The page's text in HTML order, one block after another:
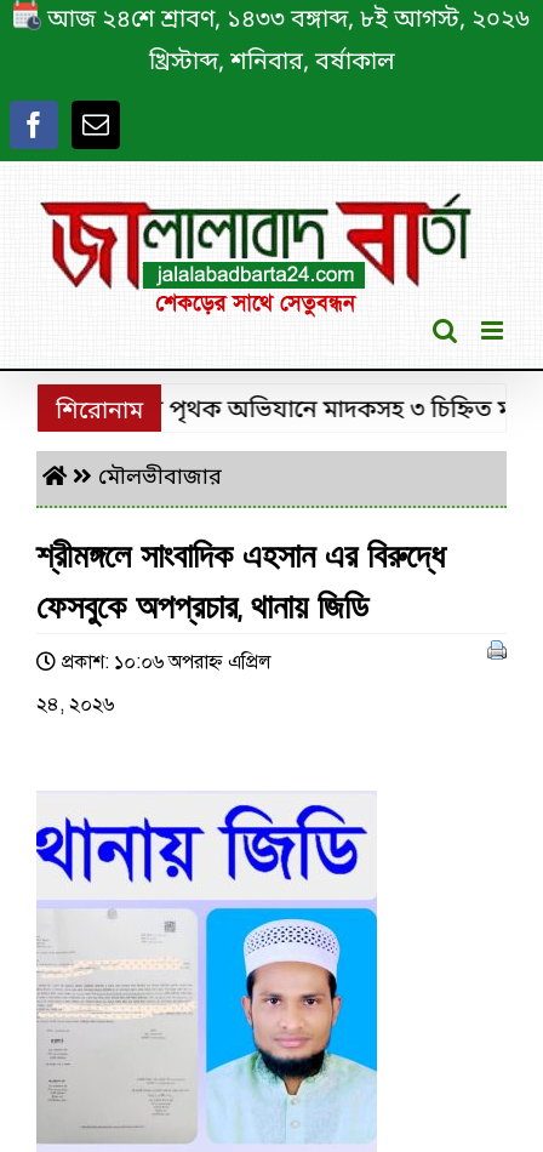
Skip
content
আজ ২৪শে শ্রাবণ, ১৪৩৩ বঙ্গাব্দ, ৮ই আগস্ট, ২০২৬
খ্রিস্টাব্দ, শনিবার, বর্ষাকাল
শিরোনাম
ডিবির পৃথক অভিযানে মাদকসহ ৩ চিহ্নিত মাদক
মৌলভীবাজার
শ্রীমঙ্গলে সাংবাদিক এহসান এর বিরুদ্ধে
ফেসবুকে অপপ্রচার, থানায় জিডি
প্রকাশ: ১০:০৬ অপরাহ্ণ এপ্রিল
২৪, ২০২৬